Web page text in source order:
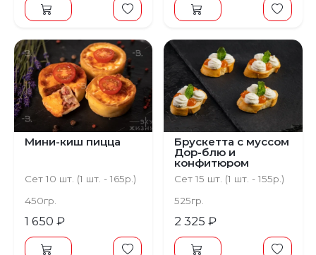
Мини-киш пицца
Сет 10 шт. (1 шт. - 165р.)
450гр.
1 650 ₽
Брускетта с муссом
Дор-блю и
конфитюром
Сет 15 шт. (1 шт. - 155р.)
525гр.
2 325 ₽